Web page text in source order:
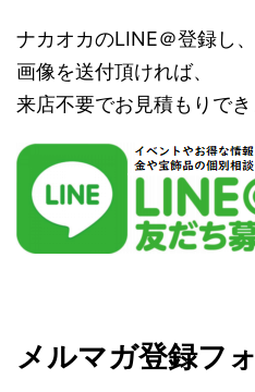
ナカオカのLINE＠登録し、
画像を送付頂ければ、
来店不要でお見積もりで
メルマガ登録フ